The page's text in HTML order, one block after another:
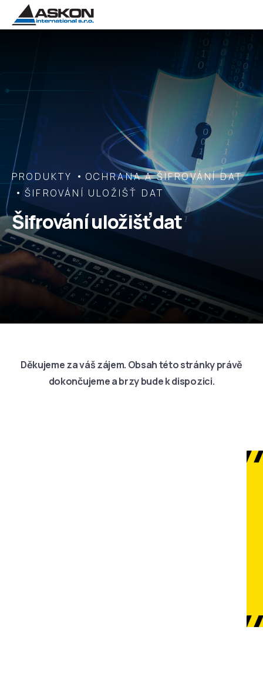
PRODUKTY
OCHRANA A ŠIFROVÁNÍ DAT
ŠIFROVÁNÍ ULOŽIŠŤ DAT
Šifrování uložišť dat
Děkujeme za váš zájem. Obsah této stránky právě
dokončujeme a brzy bude k dispozici.